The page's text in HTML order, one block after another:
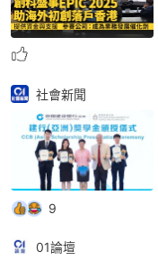
社會新聞
9
01論壇